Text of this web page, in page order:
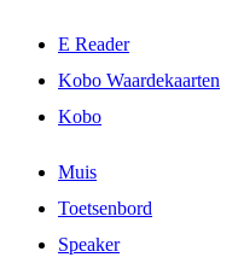
E Reader
Kobo Waardekaarten
Kobo
Muis
Toetsenbord
Speaker